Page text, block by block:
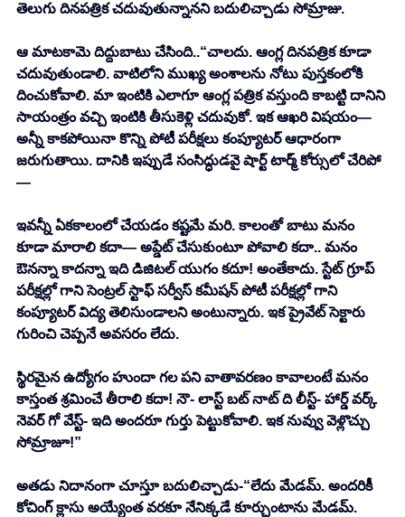
తెలుగు దినపత్రిక చదువుతున్నానని బదులిచ్చాడు సోమ్రాజు.
ఆ మాటకామె దిద్దుబాటు చేసింది..“చాలదు. ఆంగ్ల దినపత్రిక కూడా
చదువుతుండాలి. వాటిలోని ముఖ్య అంశాలను నోటు పుస్తకంలోకి
దించుకోవాలి. మా ఇంటికి ఎలాగూ ఆంగ్ల పత్రిక వస్తుంది కాబట్టి దానిని
సాయంత్రం వచ్చి ఇంటికి తీసుకెళ్లి చదువుకో. ఇక ఆఖరి విషయం—
అన్నీ కాకపోయినా కొన్ని పోటీ పరీక్షలు కంప్యూటర్ ఆధారంగా
జరుగుతాయి. దానికి ఇప్పుడే సంసిద్ధుడవై షార్ట్ టార్మ్ కోర్సులో చేరిపో
—
ఇవన్నీ ఏకకాలంలో చేయడం కష్టమే మరి. కాలంతో బాటు మనం
కూడా మారాలి కదా— అప్డేట్ చేసుకుంటూ పోవాలి కదా.. మనం
ఔనన్నా కాదన్నా ఇది డిజిటల్ యుగం కదూ! అంతేకాదు. స్టేట్ గ్రూప్
పరీక్షల్లో గాని సెంట్రల్ స్టాఫ్ సర్వీస్ కమీషన్ పోటీ పరీక్షల్లో గాని
కంప్యూటర్ విద్య తెలిసుండాలని అంటున్నారు. ఇక ప్రైవేట్ సెక్టారు
గురించి చెప్పనే అవసరం లేదు.
స్థిరమైన ఉద్యోగం హుందా గల పని వాతావరణం కావాలంటే మనం
కాస్తంత శ్రమించే తీరాలి కదా! నౌ- లాస్ట్ బట్ నాట్ ది లీస్ట్- హార్డ్ వర్క్
నెవర్ గో వేస్ట్- ఇది అందరూ గుర్తు పెట్టుకోవాలి. ఇక నువ్వు వెళ్లొచ్చు
సోమ్రాజూ!”
అతడు నిదానంగా చూస్తూ బదులిచ్చాడు-“లేదు మేడమ్. అందరికీ
కోచింగ్ క్లాసు అయ్యేంత వరకూ నేనిక్కడే కూర్చుంటాను మేడమ్.